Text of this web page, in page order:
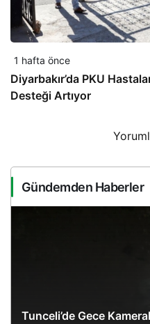
1 hafta önce
Diyarbakır’da PKU
Desteği Artıyor
Gündemden Haberler
Tunceli’de Gece